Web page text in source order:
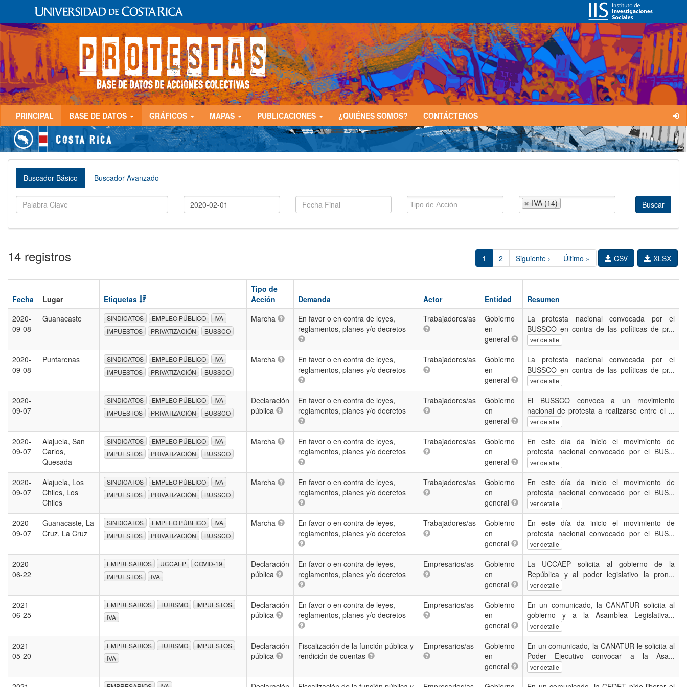
PRINCIPAL BASE DE DATOS GRÁFICOS MAPAS PUBLICACIONES ¿QUIÉNES SOMOS? CONTÁCTENOS
Buscador Básico Buscador Avanzado
IVA (14)
14 registros 1 2 Siguiente › Último » XLSX
CSV
Fecha Lugar Etiquetas
Tipo de
Acción
Demanda Actor Entidad
Resumen
2020-
09-08
Guanacaste SINDICATOS EMPLEO PÚBLICO
IVA
IMPUESTOS
PRIVATIZACIÓN BUSSCO
Marcha
En favor o en contra de leyes,
reglamentos, planes y/o decretos
Trabajadores/as
Gobierno
en
general
La protesta nacional convocada por el
BUSSCO en contra de las políticas de pr...
ver detalle
2020-
09-08
Puntarenas SINDICATOS EMPLEO PÚBLICO
IVA
IMPUESTOS
PRIVATIZACIÓN BUSSCO
Marcha
En favor o en contra de leyes,
reglamentos, planes y/o decretos
Trabajadores/as
Gobierno
en
general
La protesta nacional convocada por el
BUSSCO en contra de las políticas de pr...
ver detalle
2020-
09-07
SINDICATOS EMPLEO PÚBLICO
IVA
IMPUESTOS
PRIVATIZACIÓN BUSSCO
Declaración
pública
En favor o en contra de leyes,
reglamentos, planes y/o decretos
Trabajadores/as
Gobierno
en
general
El BUSSCO convoca a un movimiento
nacional de protesta a realizarse entre el ...
ver detalle
2020-
09-07
Alajuela, San
Carlos,
Quesada
SINDICATOS EMPLEO PÚBLICO
IVA
IMPUESTOS
PRIVATIZACIÓN BUSSCO
Marcha
En favor o en contra de leyes,
reglamentos, planes y/o decretos
Trabajadores/as
Gobierno
en
general
En este día da inicio el movimiento de
protesta nacional convocado por el BUS...
ver detalle
2020-
09-07
Alajuela, Los
Chiles, Los
Chiles
SINDICATOS EMPLEO PÚBLICO
IVA
IMPUESTOS
PRIVATIZACIÓN BUSSCO
Marcha
En favor o en contra de leyes,
reglamentos, planes y/o decretos
Trabajadores/as
Gobierno
en
general
En este día da inicio el movimiento de
protesta nacional convocado por el BUS...
ver detalle
2020-
09-07
Guanacaste, La
Cruz, La Cruz
SINDICATOS EMPLEO PÚBLICO
IVA
IMPUESTOS
PRIVATIZACIÓN BUSSCO
Marcha
En favor o en contra de leyes,
reglamentos, planes y/o decretos
Trabajadores/as
Gobierno
en
general
En este día da inicio el movimiento de
protesta nacional convocado por el BUS...
ver detalle
2020-
06-22
EMPRESARIOS UCCAEP
COVID-19
IMPUESTOS
IVA
Declaración
pública
En favor o en contra de leyes,
reglamentos, planes y/o decretos
Empresarios/as
Gobierno
en
general
La UCCAEP solicita al gobierno de la
República y al poder legislativo la pron...
ver detalle
2021-
06-25
EMPRESARIOS TURISMO
IMPUESTOS
IVA
Declaración
pública
En favor o en contra de leyes,
reglamentos, planes y/o decretos
Empresarios/as
Gobierno
en
general
En un comunicado, la CANATUR solicita al
gobierno y a la Asamblea Legislativa...
ver detalle
2021-
05-20
EMPRESARIOS TURISMO
IMPUESTOS
IVA
Declaración
pública
Fiscalización de la función pública y
rendición de cuentas
Empresarios/as
Gobierno
en
general
En un comunicado, la CANATUR le solicita al
Poder Ejecutivo convocar a la Asa...
ver detalle